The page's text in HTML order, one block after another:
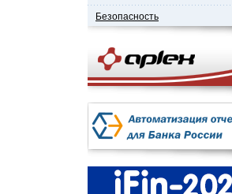
Безопасность